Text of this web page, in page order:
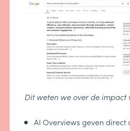
Dit weten we over de impact
AI Overviews geven